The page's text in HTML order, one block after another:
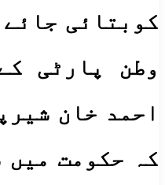
کوبتائی
وطن پارٹی
احمد خان
کہ حکومت میں